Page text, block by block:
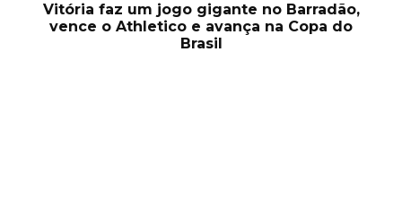
Vitória faz um jogo gigante no Barradão,
vence o Athletico e avança na Copa do
Brasil